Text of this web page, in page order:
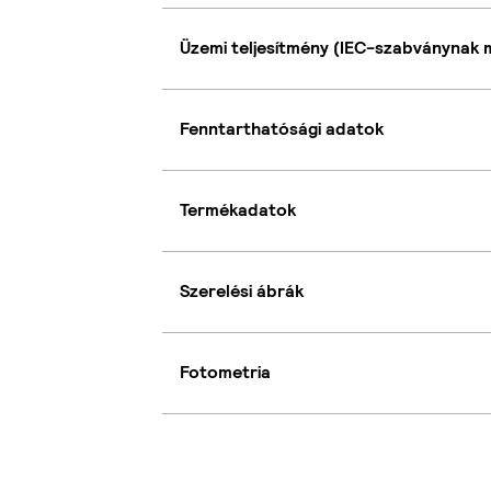
Üzemi teljesítmény (IEC-szabványnak
Fenntarthatósági adatok
Termékadatok
Szerelési ábrák
Fotometria